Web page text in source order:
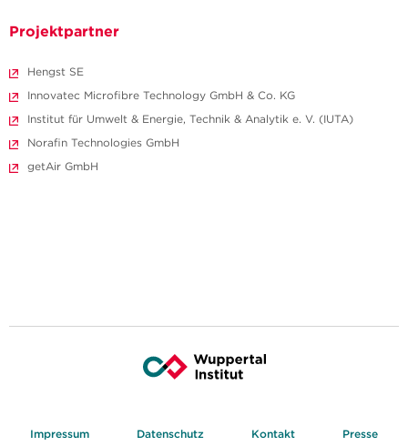
Projektpartner
Hengst SE
Innovatec Microfibre Technology GmbH & Co. KG
Institut für Umwelt & Energie, Technik & Analytik e. V. (IUTA)
Norafin Technologies GmbH
getAir GmbH
Impressum Datenschutz Kontakt Presse